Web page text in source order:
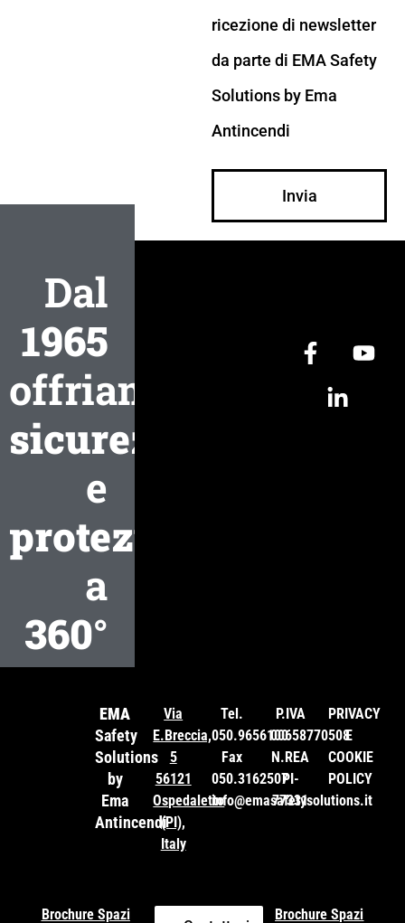
ricezione di newsletter
da parte di EMA Safety
Solutions by Ema
Antincendi
Invia
Dal
1965
offriamo
sicurezza
e
protezione
a
360°
EMA
Safety
Solutions
by
Ema
Antincendi
Via
E.Breccia,
5
56121
Ospedaletto
(PI),
Italy
Tel.
050.9656100
Fax
050.3162507
info@emasafetysolutions.it
P.IVA
00658770508
N.REA
PI-
77331
PRIVACY
E
COOKIE
POLICY
Brochure Spazi Brochure Spazi